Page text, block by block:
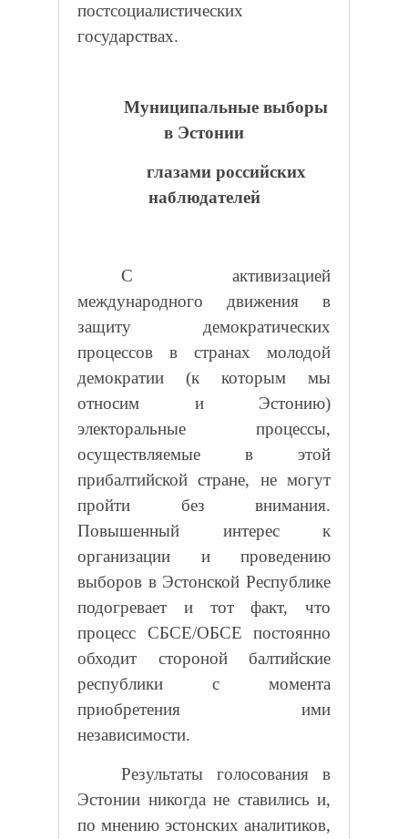
постсоциалистических
государствах.
Муниципальные выборы
в Эстонии
глазами российских
наблюдателей
С активизацией
международного движения в
защиту демократических
процессов в странах молодой
демократии (к которым мы
относим и Эстонию)
электоральные процессы,
осуществляемые в этой
прибалтийской стране, не могут
пройти без внимания.
Повышенный интерес к
организации и проведению
выборов в Эстонской Республике
подогревает и тот факт, что
процесс СБСЕ/ОБСЕ постоянно
обходит стороной балтийские
республики с момента
приобретения ими
независимости.
Результаты голосования в
Эстонии никогда не ставились и,
по мнению эстонских аналитиков,